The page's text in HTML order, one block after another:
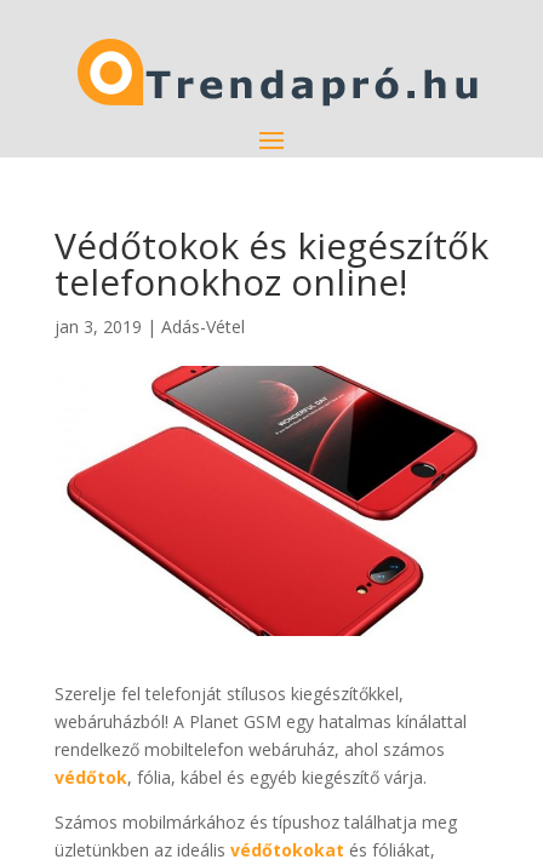
Védőtokok és kiegészítők
telefonokhoz online!
jan 3, 2019 | Adás-Vétel
Szerelje fel telefonját stílusos kiegészítőkkel,
webáruházból! A Planet GSM egy hatalmas kínálattal
rendelkező mobiltelefon webáruház, ahol számos
védőtok, fólia, kábel és egyéb kiegészítő várja.
Számos mobilmárkához és típushoz találhatja meg
üzletünkben az ideális védőtokokat és fóliákat,